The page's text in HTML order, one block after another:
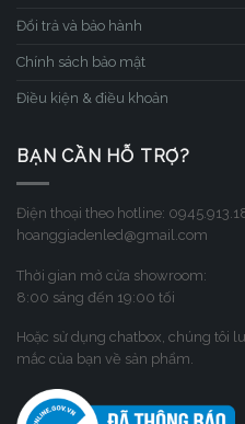
Đổi trả và bảo hành
Chính sách bảo mật
Điều kiện & điều khoản
BẠN CẦN HỖ TRỢ?
Điện thoại theo hotline:
hoanggiadenled@gmail.com
Thời gian mở cửa showroom:
8:00 sáng đến 19:00 tối
Hoặc sử dụng chatbox, chúng tôi
mắc của bạn về sản phẩm.